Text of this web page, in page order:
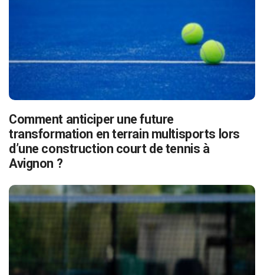
Comment anticiper une future
transformation en terrain multisports lors
d’une construction court de tennis à
Avignon ?